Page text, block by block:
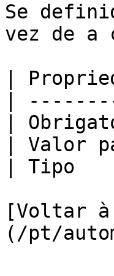
Se
vez de a
|
|
|
| Valor
| Tipo
[Voltar
(/pt/